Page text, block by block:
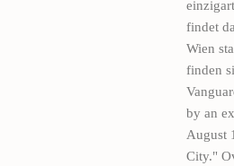
findet
Wien
finden
by an
August
City."